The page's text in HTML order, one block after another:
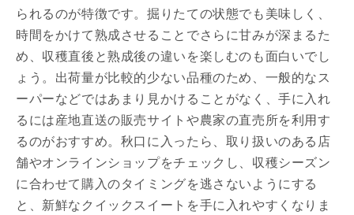
られるのが特徴です。掘りたての状態でも美味しく、
時間をかけて熟成させることでさらに甘みが深まるた
め、収穫直後と熟成後の違いを楽しむのも面白いでし
ょう。出荷量が比較的少ない品種のため、一般的なス
ーパーなどではあまり見かけることがなく、手に入れ
るには産地直送の販売サイトや農家の直売所を利用す
るのがおすすめ。秋口に入ったら、取り扱いのある店
舗やオンラインショップをチェックし、収穫シーズン
に合わせて購入のタイミングを逃さないようにする
と、新鮮なクイックスイートを手に入れやすくなりま